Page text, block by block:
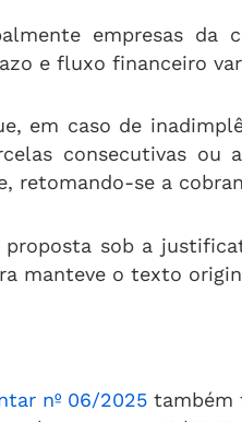
empresas da
e fluxo financeiro
em caso de
consecutivas ou
retomando-se a
proposta sob a
manteve o texto
nº 06/2025 também